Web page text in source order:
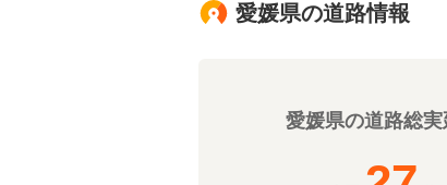
愛媛県の道路情報
愛媛県の道路総実